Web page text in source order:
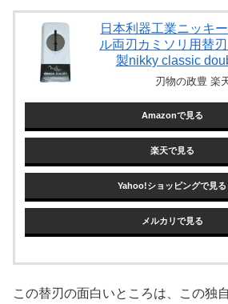
日本利器工業ニッキ
ル両刃カミソリ用
製nikky classic
刃物の政豊 楽
Amazonで見る
楽天で見る
Yahoo!ショッピングで見る
メルカリで見る
この替刃の面白いところは、この独